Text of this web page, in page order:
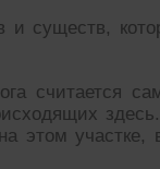
и существ,
считается
этом